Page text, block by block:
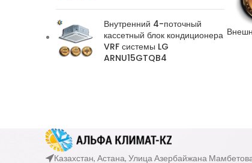
Внутренний 4-поточный
кассетный блок кондиционера
VRF системы LG
ARNU15GTQB4
Казахстан, Астана, Улица Азербайжана